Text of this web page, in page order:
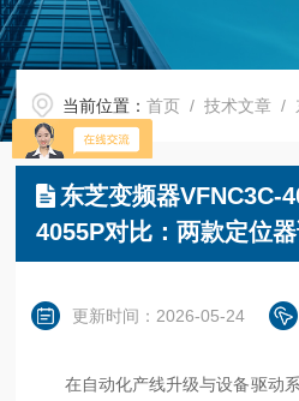
当前位置：首页 /技术文章 / 东芝
东芝变频器VFNC3C-
4055P对比：两款定位
更新时间：2026-05-24
在自动化产线升级与设备驱动系